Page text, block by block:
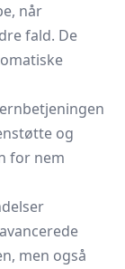
når
fald. De
og
for nem
men også